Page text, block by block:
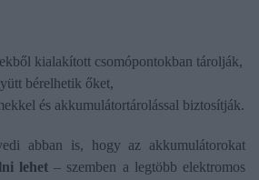
kialakított csomópontokban tárolják,
bérelhetik őket,
és akkumulátortárolással biztosítják.
abban is, hogy az akkumulátorokat
lehet – szemben a legtöbb elektromos